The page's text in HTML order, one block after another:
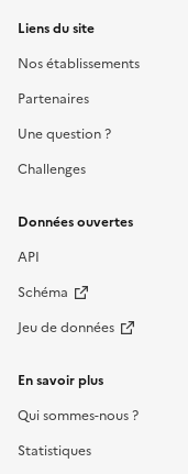
Liens du site
Nos établissements
Partenaires
Une question ?
Challenges
Données ouvertes
API
Schéma
Jeu de données
En savoir plus
Qui sommes-nous ?
Statistiques